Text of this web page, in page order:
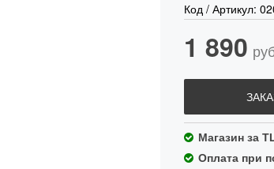
Код / Артикул:
1 890
Магазин за
Оплата при